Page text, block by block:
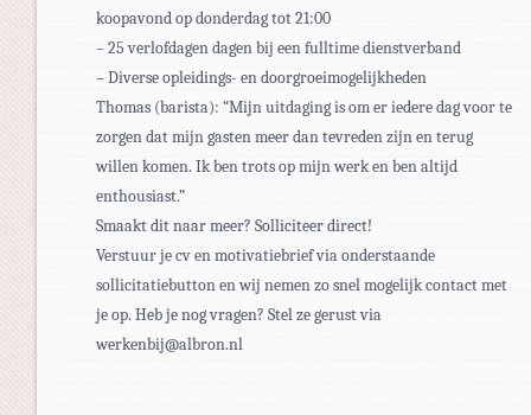
koopavond op donderdag tot 21:00
– 25 verlofdagen dagen bij een fulltime dienstverband
– Diverse opleidings- en doorgroeimogelijkheden
Thomas (barista): “Mijn uitdaging is om er iedere dag voor te
zorgen dat mijn gasten meer dan tevreden zijn en terug
willen komen. Ik ben trots op mijn werk en ben altijd
enthousiast.”
Smaakt dit naar meer? Solliciteer direct!
Verstuur je cv en motivatiebrief via onderstaande
sollicitatiebutton en wij nemen zo snel mogelijk contact met
je op. Heb je nog vragen? Stel ze gerust via
werkenbij@albron.nl